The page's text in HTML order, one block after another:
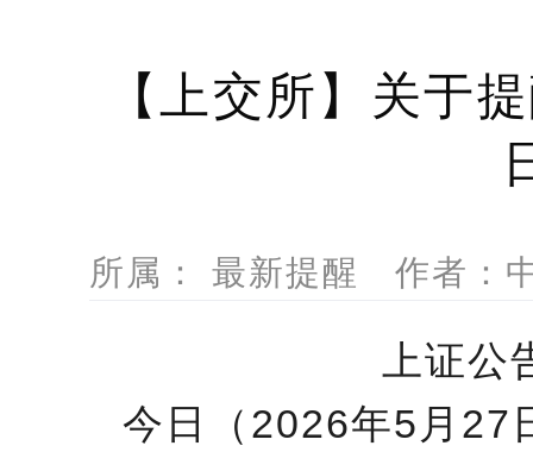
【上交所】关于
所属： 最新提醒 作者：
上证
今日（2026年5月27